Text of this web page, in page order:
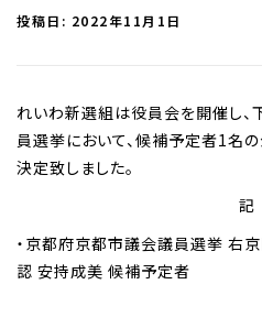
投稿日: 2022年11月1日
れいわ新選組は役員会を開催し
員選挙において、候補予定者1名
決定致しました。
記
・京都府京都市議会議員選挙 右
認 安持成美 候補予定者